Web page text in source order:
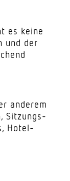
es keine
und der
anderem
Sitzungs­
Hotel­